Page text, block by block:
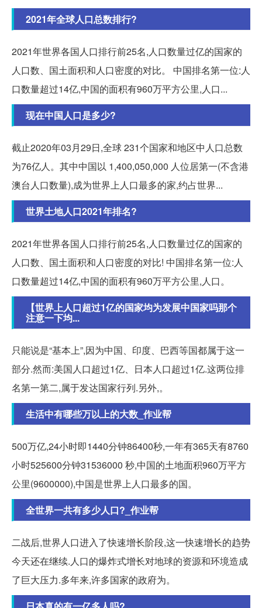
2021年全球人口总数排行?
2021年世界各国人口排行前25名,人口数量过亿的国家的
人口数、国土面积和人口密度的对比。 中国排名第一位:人
口数量超过14亿,中国的面积有960万平方公里,人口...
现在中国人口是多少?
截止2020年03月29日,全球 231个国家和地区中人口总数
为76亿人。其中中国以 1,400,050,000 人位居第一(不含港
澳台人口数量),成为世界上人口最多的家,约占世界...
世界土地人口2021年排名?
2021年世界各国人口排行前25名,人口数量过亿的国家的
人口数、国土面积和人口密度的对比! 中国排名第一位:人
口数量超过14亿,中国的面积有960万平方公里,人口。
【世界上人口超过1亿的国家均为发展中国家吗那个
注意一下均...
只能说是“基本上”,因为中国、印度、巴西等国都属于这一
部分.然而:美国人口超过1亿、日本人口超过1亿.这两位排
名第一第二,属于发达国家行列.另外,。
生活中有哪些万以上的大数_作业帮
500万亿,24小时即1440分钟86400秒,一年有365天有8760
小时525600分钟31536000 秒,中国的土地面积960万平方
公里(9600000),中国是世界上人口最多的国。
全世界一共有多少人口?_作业帮
二战后,世界人口进入了快速增长阶段,这一快速增长的趋势
今天还在继续.人口的爆炸式增长对地球的资源和环境造成
了巨大压力.多年来,许多国家的政府为。